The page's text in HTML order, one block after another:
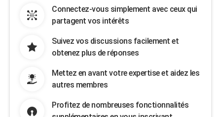
Connectez-vous simplement avec ceux qui
partagent vos intérêts
Suivez vos discussions facilement et
obtenez plus de réponses
Mettez en avant votre expertise et aidez les
autres membres
Profitez de nombreuses fonctionnalités